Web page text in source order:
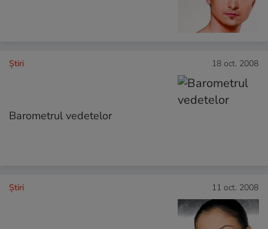
Ştiri 18 oct. 2008
Barometrul vedetelor
Ştiri 11 oct. 2008